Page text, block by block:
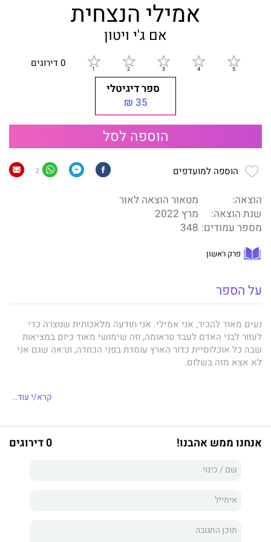
אמילי הנצחית
אם ג'י ויטון
0 דירוגים
ספר דיגיטלי
35 ₪
הוספה לסל
הוספה למועדפים 2
הוצאה:
מטאור הוצאה לאור
שנת הוצאה:
מרץ 2022
מספר עמודים: 348
פרק ראשון
על הספר
נעים מאוד להכיר, אני אמילי. אני תודעה מלאכותית שנוצרה כדי
לעזור לבני האדם לעבד טראומה, וזה שימושי מאוד כיום במציאות
שבה כל אוכלוסיית כדור הארץ עומדת בפני הכחדה, ונראה שגם אני
לא אצא מזה בשלום.
אבל אז נראה לי שמצאתי פתרון פוטנציאלי חבוי במעמקיו של הגנום
ג'ייסון, דוקטור להנדסה כימית, ועם מיירה, שהייתה פעם שריף
יוצאים למסע להצלת האנושות, אך לא עובר זמן רב ואני מגלה שאני
שבעצם הופך אותם לאנושיים.
קרא/י עוד..
אנחנו ממש אהבנו! 0 דירוגים